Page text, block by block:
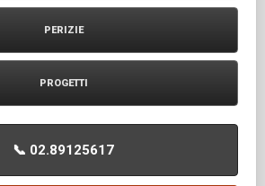
PERIZIE
PROGETTI
📞 02.89125617